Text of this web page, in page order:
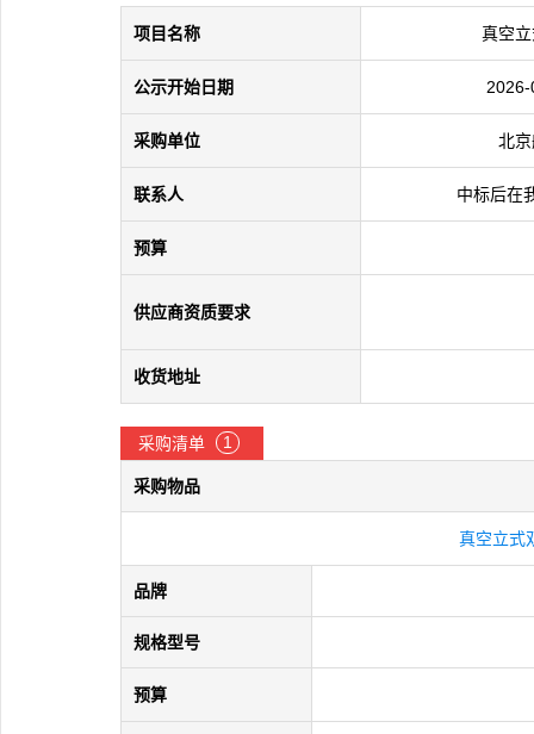
项目名称 真空
公示开始日期
采购单位 北
联系人 中标后在
预算
供应商资质要求
收货地址
采购清单 1
采购物品
真空立式
品牌
规格型号
预算